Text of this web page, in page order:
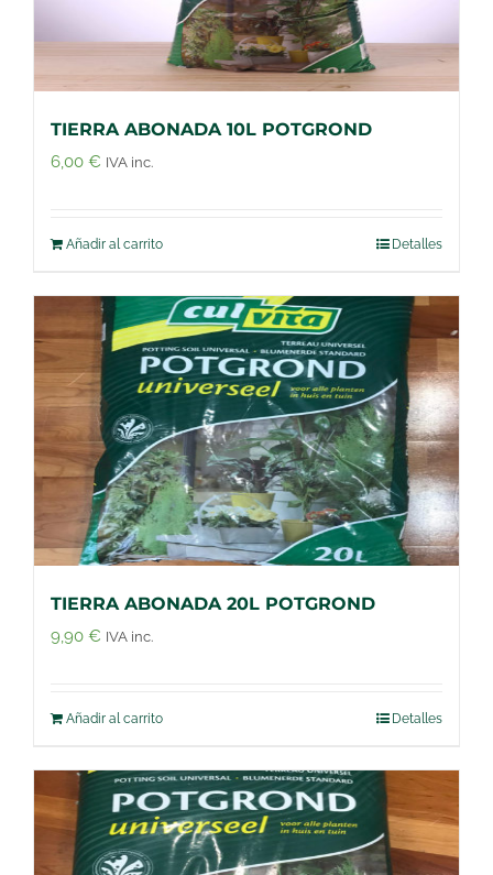
TIERRA ABONADA 10L POTGROND
6,00 € IVA inc.
Añadir al carrito Detalles
TIERRA ABONADA 20L POTGROND
9,90 € IVA inc.
Añadir al carrito Detalles